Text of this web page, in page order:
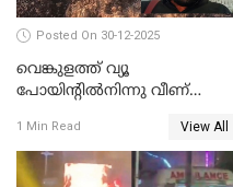
Posted On 30-12-2025
വെങ്കുളത്ത് വ്യൂ
പോയിന്റിൽനിന്നു വീണ്
1 Min Read View All